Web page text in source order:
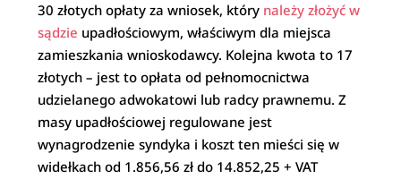
30 złotych opłaty za wniosek, który należy złożyć w
sądzie upadłościowym, właściwym dla miejsca
zamieszkania wnioskodawcy. Kolejna kwota to 17
złotych – jest to opłata od pełnomocnictwa
udzielanego adwokatowi lub radcy prawnemu. Z
masy upadłościowej regulowane jest
wynagrodzenie syndyka i koszt ten mieści się w
widełkach od 1.856,56 zł do 14.852,25 + VAT